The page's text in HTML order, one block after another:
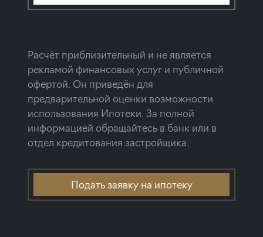
Расчёт приблизительный и не является
рекламой финансовых услуг и публичной
офертой. Он приведён для
предварительной оценки возможности
использования Ипотеки. За полной
информацией обращайтесь в банк или в
отдел кредитования застройщика.
Подать заявку на ипотеку